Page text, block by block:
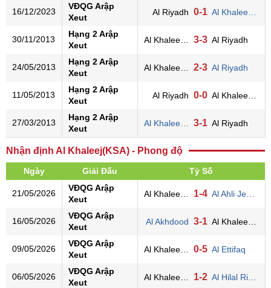
16/12/2023
VĐQG Arập
Xeut
Al Riyadh 0-1
30/11/2013
Hạng 2 Arập
Xeut
3-3 Al Riyadh
24/05/2013
Hạng 2 Arập
Xeut
2-3 Al Riyadh
11/05/2013
Hạng 2 Arập
Xeut
Al Riyadh 0-0
27/03/2013
Hạng 2 Arập
Xeut
3-1 Al Riyadh
Nhận định Al Khaleej(KSA) - Phong độ
Ngày Giải Đấu Tỷ Số
21/05/2026
VĐQG Arập
Xeut
1-4
16/05/2026
VĐQG Arập
Xeut
Al Akhdood 3-1
09/05/2026
VĐQG Arập
Xeut
0-5 Al Ettifaq
06/05/2026
VĐQG Arập
Xeut
1-2